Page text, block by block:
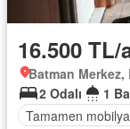
16.500 TL/
Batman Merkez,
2 Odalı
1
Tamamen